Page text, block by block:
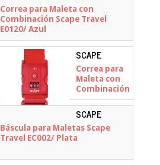
TRAVEL -
E0120
Correa para Maleta con
Combinación Scape Travel
E0120/ Azul
SCAPE
TRAVEL -
E0121
Correa para
Maleta con
Combinación
Scape Travel
E0121/ Roja
SCAPE
TRAVEL -
EC002
Báscula para Maletas Scape
Travel EC002/ Plata